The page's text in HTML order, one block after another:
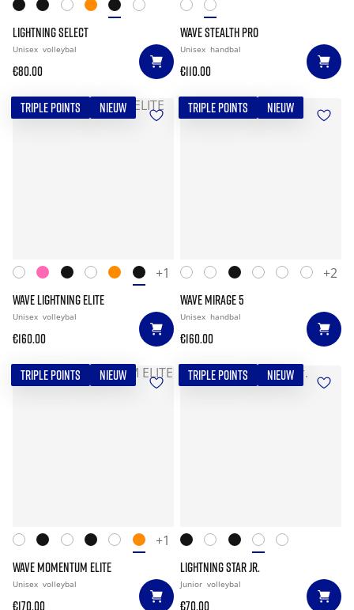
LIGHTNING SELECT
Unisex volleybal
€80.00
WAVE STEALTH PRO
Unisex handbal
€110.00
TRIPLE POINTS NIEUW
+1
WAVE LIGHTNING ELITE
Unisex volleybal
€160.00
TRIPLE POINTS NIEUW
+2
WAVE MIRAGE 5
Unisex handbal
€160.00
TRIPLE POINTS NIEUW
+1
WAVE MOMENTUM ELITE
Unisex volleybal
€170.00
TRIPLE POINTS NIEUW
LIGHTNING STAR JR.
Junior volleybal
€70.00